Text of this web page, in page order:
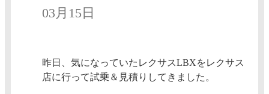
03月15日
昨日、気になっていたレクサスLBXをレクサス
店に行って試乗＆見積りしてきました。